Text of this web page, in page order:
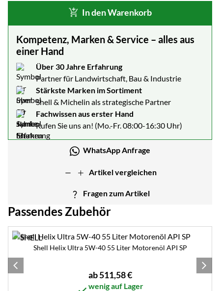
In den Warenkorb
Kompetenz, Marken & Service – alles aus
einer Hand
Über 30 Jahre Erfahrung
Partner für Landwirtschaft, Bau & Industrie
Stärkste Marken im Sortiment
Shell & Michelin als strategische Partner
Fachwissen aus erster Hand
Rufen Sie uns an! (Mo.-Fr. 08:00-16:30 Uhr)
WhatsApp Anfrage
Artikel vergleichen
Fragen zum Artikel
Passendes Zubehör
Zubehör überspringen
Shell Helix Ultra 5W-40 55 Liter Motorenöl API SP
ab:
ab511,58€
wenig auf Lager